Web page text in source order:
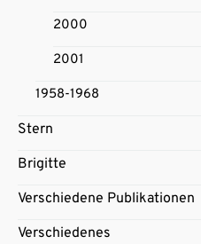
2000
2001
1958-1968
Stern
Brigitte
Verschiedene Publikationen
Verschiedenes